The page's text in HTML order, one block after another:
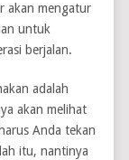
akan mengatur
untuk
berjalan.
adalah
akan melihat
Anda tekan
itu, nantinya